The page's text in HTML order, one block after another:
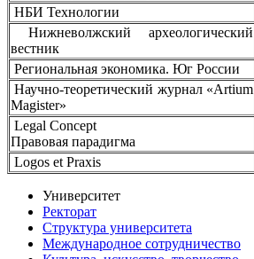
НБИ Технологии
Нижневолжский археологический
вестник
Региональная экономика. Юг России
Научно-теоретический журнал «Artium
Magister»
Legal Concept
Правовая парадигма
Logos et Praxis
Университет
Ректорат
Структура университета
Международное сотрудничество